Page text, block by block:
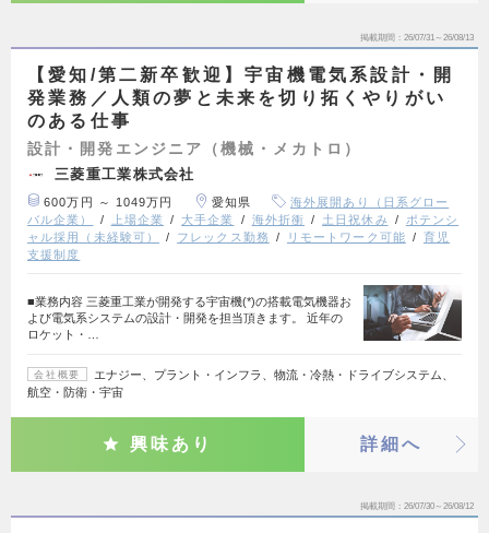
掲載期間 26/07/31～26/08/13
【愛知/第二新卒歓迎】宇宙機電気系設計・開
発業務／人類の夢と未来を切り拓くやりがい
のある仕事
設計・開発エンジニア（機械・メカトロ）
三菱重工業株式会社
600万円 ～ 1049万円 愛知県
海外展開あり（日系グロー
バル企業）
上場企業 大手企業 海外折衝 土日祝休み
ポテンシ
ャル採用（未経験可）
フレックス勤務 リモートワーク可能
育児
支援制度
■業務内容 三菱重工業が開発する宇宙機(*)の搭載電気機器お
よび電気系システムの設計・開発を担当頂きます。 近年の
ロケット・…
会社概要
エナジー、プラント・インフラ、物流・冷熱・ドライブシステム、
航空・防衛・宇宙
興味あり 詳細へ
掲載期間 26/07/30～26/08/12